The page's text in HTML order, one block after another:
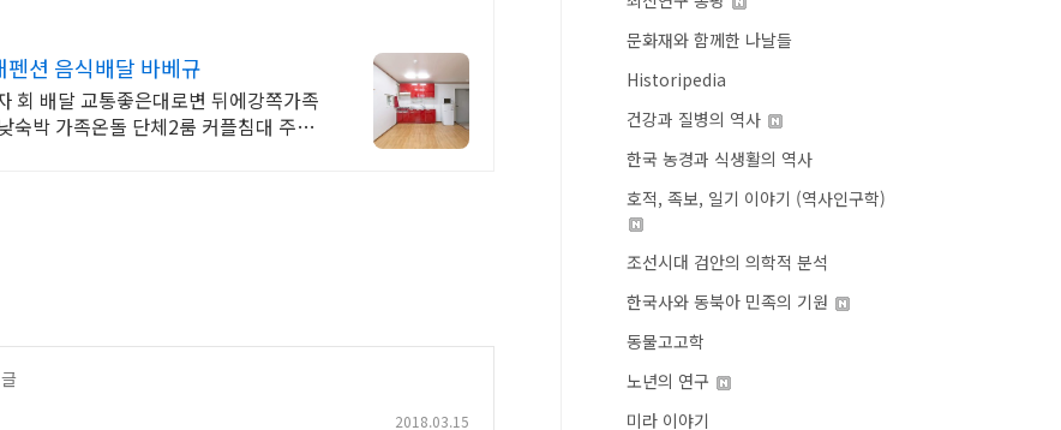
션 음식배달 바베규
회 배달 교통좋은대로변 뒤에강쪽가족
숙박 가족온돌 단체2룸 커플침대 주변
2018.03.15
문화재와 함께한 나날들
Historipedia
건강과 질병의 역사
한국 농경과 식생활의 역사
호적, 족보, 일기 이야기 (역사인구학)
조선시대 검안의 의학적 분석
한국사와 동북아 민족의 기원
동물고고학
노년의 연구
미라 이야기